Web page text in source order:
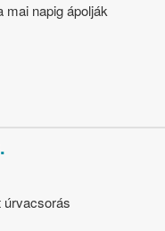
napig ápolják
úrvacsorás